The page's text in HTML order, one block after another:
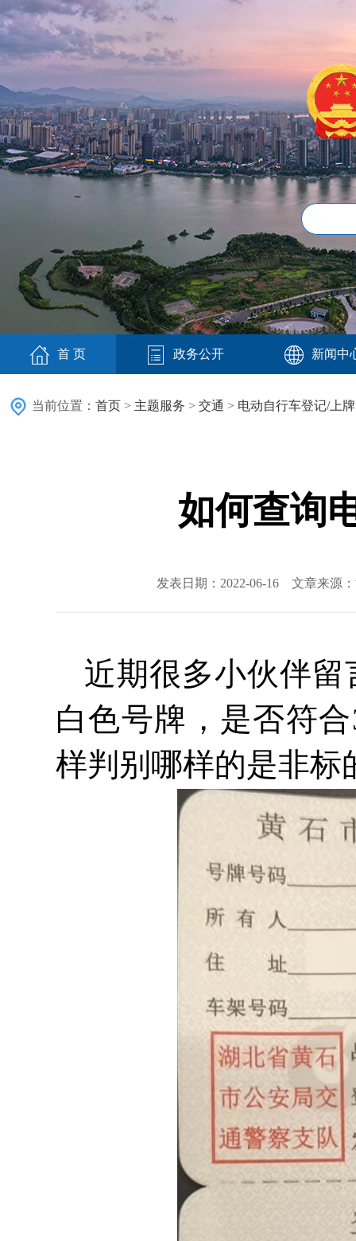
首 页 政务公开 新闻中
当前位置： 首页 > 主题服务 > 交通 > 电动自行车登记/上牌
如何查询
发表日期：2022-06-16 文章来源
近期很多小伙伴
白色号牌，是否符合
样判别哪样的是非标